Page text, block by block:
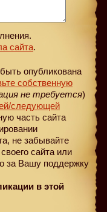
сайта.
опубликована
собственную
не требуется)
/следующей
часть сайта
не забывайте
сайта или
за Вашу поддержку
в этой